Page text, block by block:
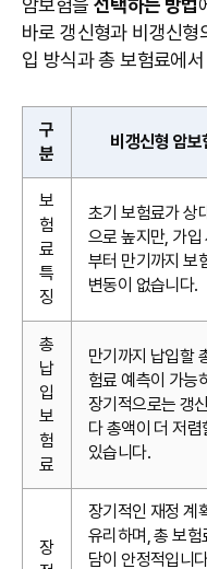
바로 갱신형과 비갱신
입 방식과 총 보험료에
구
분
비갱신형 암보
보
험
료
특
징
초기 보험료가 상
으로 높지만, 가입
부터 만기까지 보
변동이 없습니다.
총
납
입
보
험
료
만기까지 납입할
험료 예측이 가능
장기적으로는 갱
다 총액이 더 저렴
있습니다.
장
장기적인 재정 계
유리하며, 총 보험
담이 안정적입니